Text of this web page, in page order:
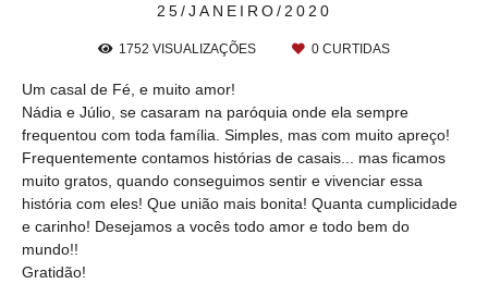
25/JANEIRO/2020
1752 VISUALIZAÇÕES 0 CURTIDAS
Um casal de Fé, e muito amor!
Nádia e Júlio, se casaram na paróquia onde ela sempre
frequentou com toda família. Simples, mas com muito apreço!
Frequentemente contamos histórias de casais... mas ficamos
muito gratos, quando conseguimos sentir e vivenciar essa
história com eles! Que união mais bonita! Quanta cumplicidade
e carinho! Desejamos a vocês todo amor e todo bem do
mundo!!
Gratidão!